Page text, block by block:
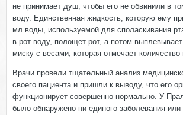
не принимает душ, чтобы его не обвинили в
воду. Единственная жидкость, которую ему
мл воды, используемой для споласкивания
в рот воду, полощет рот, а потом
миску с весами, которая отмечает
Врачи провели тщательный анализ
своего пациента и пришли к выводу, что его
функционирует совершенно нормально. У
было обнаружено ни единого заболевания